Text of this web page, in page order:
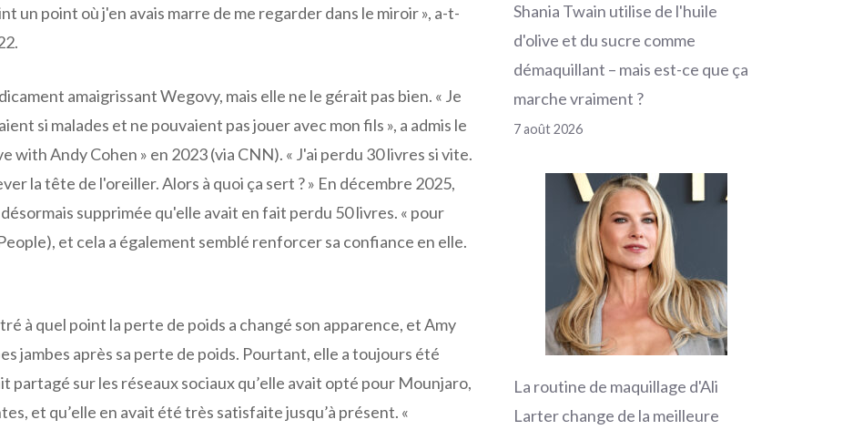
un point où j'en avais marre de me regarder dans le miroir », a-t-
amaigrissant Wegovy, mais elle ne le gérait pas bien. « Je
si malades et ne pouvaient pas jouer avec mon fils », a admis le
with Andy Cohen » en 2023 (via CNN). « J'ai perdu 30 livres si vite.
la tête de l'oreiller. Alors à quoi ça sert ? » En décembre 2025,
supprimée qu'elle avait en fait perdu 50 livres. « pour
et cela a également semblé renforcer sa confiance en elle.
à quel point la perte de poids a changé son apparence, et Amy
jambes après sa perte de poids. Pourtant, elle a toujours été
partagé sur les réseaux sociaux qu’elle avait opté pour Mounjaro,
et qu’elle en avait été très satisfaite jusqu’à présent. «
Shania Twain utilise de l'huile
d'olive et du sucre comme
démaquillant – mais est-ce que ça
marche vraiment ?
7 août 2026
La routine de maquillage d'Ali
Larter change de la meilleure